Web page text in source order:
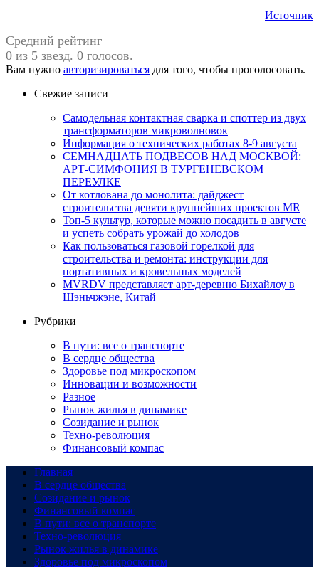
Источник
Средний рейтинг
0 из 5 звезд. 0 голосов.
Вам нужно авторизироваться для того, чтобы проголосовать.
Свежие записи
Самодельная контактная сварка и споттер из двух
трансформаторов микроволновок
Информация о технических работах 8-9 августа
СЕМНАДЦАТЬ ПОДВЕСОВ НАД МОСКВОЙ:
АРТ-СИМФОНИЯ В ТУРГЕНЕВСКОМ
ПЕРЕУЛКЕ
От котлована до монолита: дайджест
строительства девяти крупнейших проектов MR
Топ-5 культур, которые можно посадить в августе
и успеть собрать урожай до холодов
Как пользоваться газовой горелкой для
строительства и ремонта: инструкции для
портативных и кровельных моделей
MVRDV представляет арт-деревню Бихайлоу в
Шэньчжэне, Китай
Рубрики
В пути: все о транспорте
В сердце общества
Здоровье под микроскопом
Инновации и возможности
Разное
Рынок жилья в динамике
Созидание и рынок
Техно-революция
Финансовый компас
Главная
В сердце общества
Созидание и рынок
Финансовый компас
В пути: все о транспорте
Техно-революция
Рынок жилья в динамике
Здоровье под микроскопом